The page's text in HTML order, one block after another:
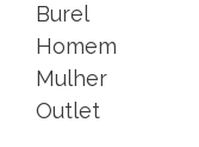
Burel
Homem
Mulher
Outlet